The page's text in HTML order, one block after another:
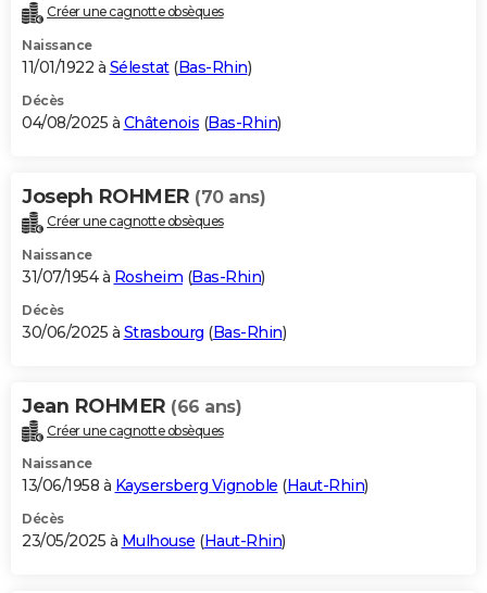
Créer une cagnotte obsèques
Naissance
11/01/1922 à Sélestat(Bas-Rhin)
Décès
04/08/2025 à Châtenois (Bas-Rhin)
Joseph ROHMER (70 ans)
Créer une cagnotte obsèques
Naissance
31/07/1954 à Rosheim (Bas-Rhin)
Décès
30/06/2025 à Strasbourg (Bas-Rhin)
Jean ROHMER (66 ans)
Créer une cagnotte obsèques
Naissance
13/06/1958 à Kaysersberg Vignoble (Haut-Rhin)
Décès
23/05/2025 à Mulhouse (Haut-Rhin)